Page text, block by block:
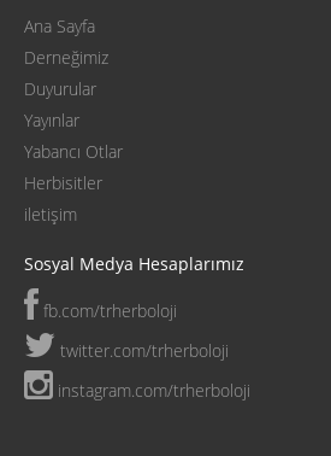
Ana Sayfa
Derneğimiz
Duyurular
Yayınlar
Yabancı Otlar
Herbisitler
iletişim
Sosyal Medya Hesaplarımız
fb.com/trherboloji
twitter.com/trherboloji
instagram.com/trherboloji